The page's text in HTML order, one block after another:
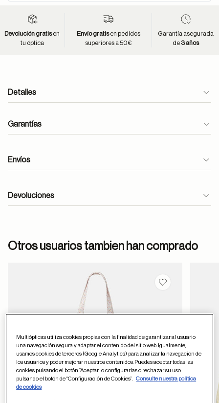
Devolución gratisen
tu óptica
Envío gratisen pedidos
superiores a 50€
Garantía asegurada
de 3 años
Detalles
Garantías
Envíos
Devoluciones
de contacto
ayuda
Otros usuarios tambien han comprado
Guardar en
Multiópticas utiliza cookies propias con la finalidad de garantizar al usuario
una navegación segura y adaptar el contenido del sitio web. Igualmente,
usamos cookies de terceros (Google Analytics) para analizar la navegación de
los usuarios y poder mejorar nuestros contenidos. Puedes aceptar todas las
cookies pulsando el botón “Aceptar” o configurarlas o rechazar su uso
pulsando el botón de “Configuración de Cookies”.
Consulte nuestra política
de cookies